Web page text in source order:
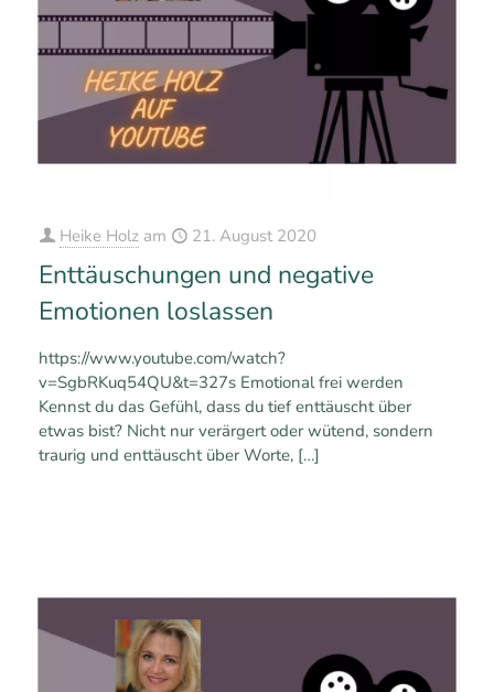
Heike Holz am 21. August 2020
Enttäuschungen und negative
Emotionen loslassen
https://www.youtube.com/watch?
v=SgbRKuq54QU&t=327s Emotional frei werden
Kennst du das Gefühl, dass du tief enttäuscht über
etwas bist? Nicht nur verärgert oder wütend, sondern
traurig und enttäuscht über Worte, […]